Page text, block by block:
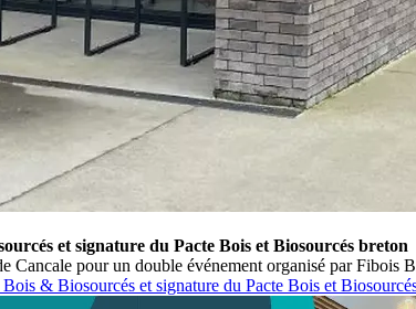
et signature du Pacte Bois et Biosourcés breton
pour un double événement organisé par Fibois
& Biosourcés et signature du Pacte Bois et